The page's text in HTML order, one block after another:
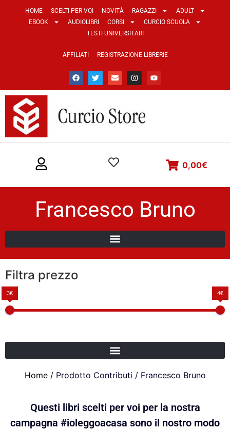
HOME SCELTI PER VOI NOVITÀ RAGAZZI
ADULT
EBOOK
AUDIOLIBRI CORSI
CURCIO SCUOLA
TESTI UNIVERSITARI
AFFILIATI REGISTRAZIONE LIBRERIE
0,00€
Francesco Bruno
Filtra prezzo
3€ 4€
Home/ Prodotto Contributi / Francesco Bruno
Questi libri scelti per voi per la nostra
campagna #ioleggoacasa sono il nostro modo